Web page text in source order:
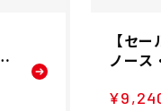
【セ
ノース
スウィ